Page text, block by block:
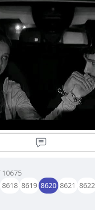
8618 8619 8620 8621 8622